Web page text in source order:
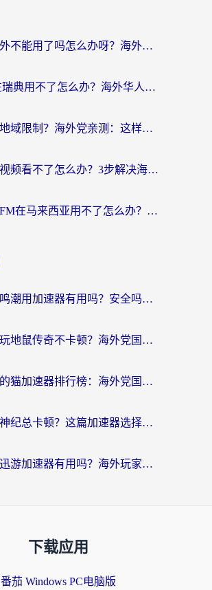
汽水到国外不能用了吗怎么办呀？海外党追剧看片的救星在这里！
音悦Tai在瑞典用不了怎么办？海外华人追剧听歌的实用指南
优酷境外地域限制？海外党亲测：这样看国内剧再也不卡（附3个实用场景解决）
香港西瓜视频看不了怎么办？3步解决海外追剧难题，附靠谱加速器推荐
喜马拉雅FM在马来西亚用不了怎么办？海外华人亲测有效的回国加速指南
在国外打鸣潮用加速器有用吗？安全吗？海外玩家国服游戏加速全指南
德国怎么玩地鼠传奇不卡顿？海外党国服游戏加速全攻略（含战双EVE实用指南）
超越时空的猫加速器排行榜：海外党国服游戏不卡顿的终极选择指南
英国玩枪神纪总卡顿？这篇加速器选择指南帮你告别延迟（附实测推荐）
最强蜗牛迅游加速器有用吗？海外玩家国服游戏加速避坑指南（附德国玩忍者必须死3流星蝴蝶剑解决办法）
下载应用
番茄 Windows PC电脑版